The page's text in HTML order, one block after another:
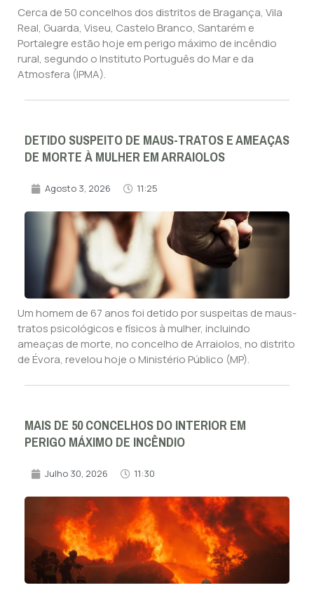
Cerca de 50 concelhos dos distritos de Bragança, Vila
Real, Guarda, Viseu, Castelo Branco, Santarém e
Portalegre estão hoje em perigo máximo de incêndio
rural, segundo o Instituto Português do Mar e da
Atmosfera (IPMA).
DETIDO SUSPEITO DE MAUS-TRATOS E AMEAÇAS
DE MORTE À MULHER EM ARRAIOLOS
Agosto 3, 2026 11:25
Um homem de 67 anos foi detido por suspeitas de maus-
tratos psicológicos e físicos à mulher, incluindo
ameaças de morte, no concelho de Arraiolos, no distrito
de Évora, revelou hoje o Ministério Público (MP).
MAIS DE 50 CONCELHOS DO INTERIOR EM
PERIGO MÁXIMO DE INCÊNDIO
Julho 30, 2026 11:30